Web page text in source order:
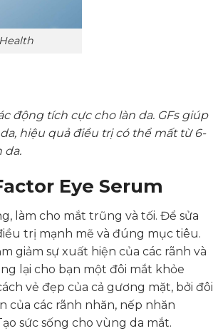
động tích cực cho làn da. GFs giúp
hiệu quả điều trị có thể mất từ 6-
da.
Eye Serum
làm cho mắt trũng và tối. Để sửa
trị mạnh mẽ và đúng mục tiêu.
giảm sự xuất hiện của các rãnh và
lại cho bạn một đôi mắt khỏe
vẻ đẹp của cả gương mặt, bởi đôi
của các rãnh nhăn, nếp nhăn
sức sống cho vùng da mắt.